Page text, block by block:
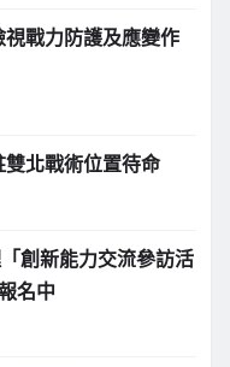
戰力防護及應變作
北戰術位置待命
創新能力交流參訪活
名中